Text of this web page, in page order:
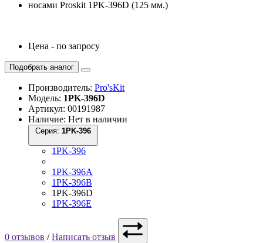
Цена - по запросу
Подобрать аналог
Производитель: Pro'sKit
Модель: 1PK-396D
Артикул: 00191987
Наличие: Нет в наличии
Серия:
1PK-396
1PK-396A
1PK-396B
1PK-396D
1PK-396E
0 отзывов /Написать отзыв